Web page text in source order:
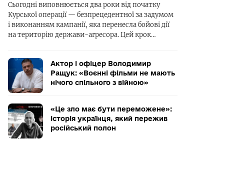
Сьогодні виповнюється два роки від початку
Курської операції — безпрецедентної за задумом
і виконанням кампанії, яка перенесла бойові дії
на територію держави-агресора. Цей крок…
Актор і офіцер Володимир
Ращук: «Воєнні фільми не мають
нічого спільного з війною»
«Це зло має бути переможене»:
історія українця, який пережив
російський полон